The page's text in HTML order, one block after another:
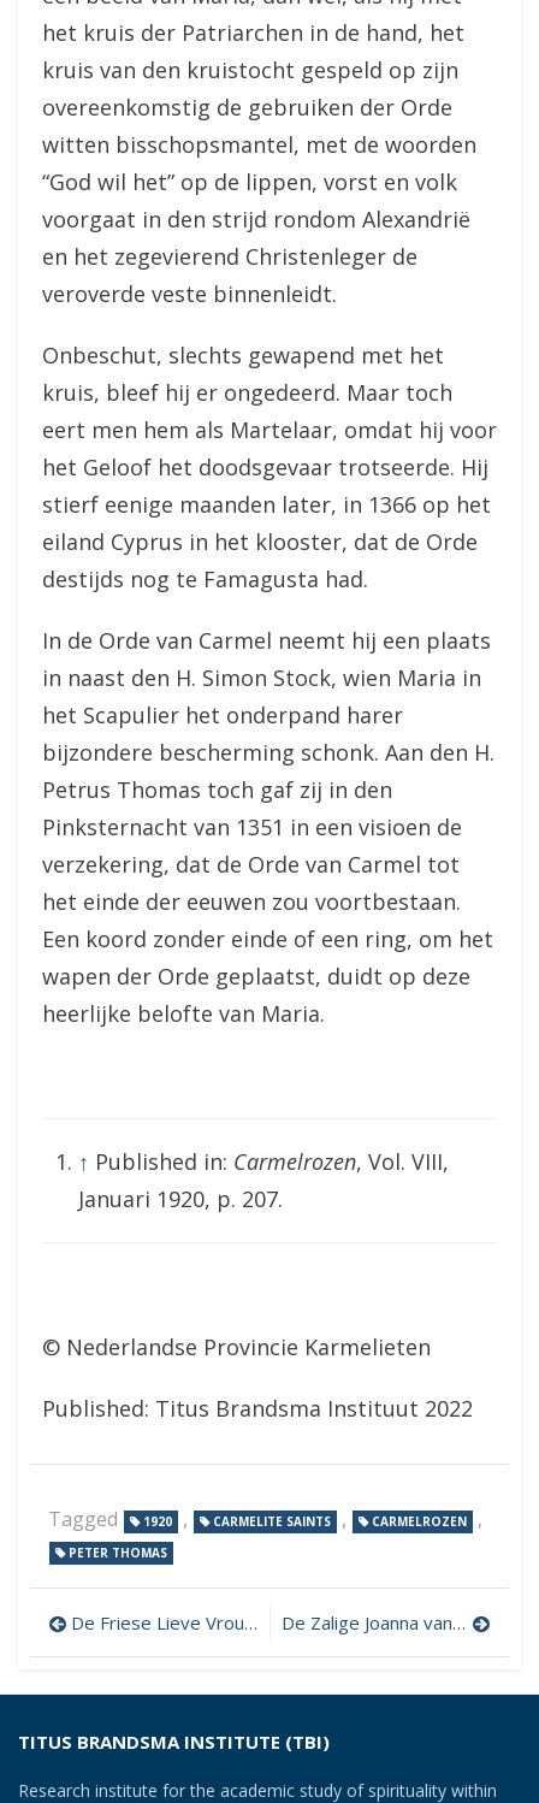
het kruis der Patriarchen in de hand, het
kruis van den kruistocht gespeld op zijn
overeenkomstig de gebruiken der Orde
witten bisschopsmantel, met de woorden
“God wil het” op de lippen, vorst en volk
voorgaat in den strijd rondom Alexandrië
en het zegevierend Christenleger de
veroverde veste binnenleidt.
Onbeschut, slechts gewapend met het
kruis, bleef hij er ongedeerd. Maar toch
eert men hem als Martelaar, omdat hij voor
het Geloof het doodsgevaar trotseerde. Hij
stierf eenige maanden later, in 1366 op het
eiland Cyprus in het klooster, dat de Orde
destijds nog te Famagusta had.
In de Orde van Carmel neemt hij een plaats
in naast den H. Simon Stock, wien Maria in
het Scapulier het onderpand harer
bijzondere bescherming schonk. Aan den H.
Petrus Thomas toch gaf zij in den
Pinksternacht van 1351 in een visioen de
verzekering, dat de Orde van Carmel tot
het einde der eeuwen zou voortbestaan.
Een koord zonder einde of een ring, om het
wapen der Orde geplaatst, duidt op deze
heerlijke belofte van Maria.
↑ Published in: Carmelrozen, Vol. VIII,
Januari 1920, p. 207.
© Nederlandse Provincie Karmelieten
Published: Titus Brandsma Instituut 2022
Tagged 1920 , CARMELITE SAINTS , CARMELROZEN ,
PETER THOMAS
Post
navigation
De Friese Lieve Vrouw De Zalige Joanna van Toulouse
TITUS BRANDSMA INSTITUTE (TBI)
Research institute for the academic study of spirituality within